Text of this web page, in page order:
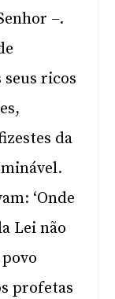
–.
ricos
da
‘Onde
Lei não
profetas